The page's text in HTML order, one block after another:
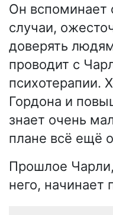
Он
случаи,
доверять
проводит с
психотерапии.
Гордона и
знает очень
плане всё ещё
Прошлое
него, начинает